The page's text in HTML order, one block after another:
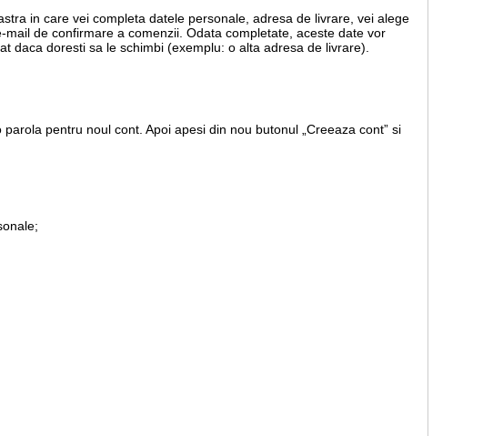
in care vei completa datele personale, adresa de livrare, vei alege
de confirmare a comenzii. Odata completate, aceste date vor
daca doresti sa le schimbi (exemplu: o alta adresa de livrare).
pentru noul cont. Apoi apesi din nou butonul „Creeaza cont” si